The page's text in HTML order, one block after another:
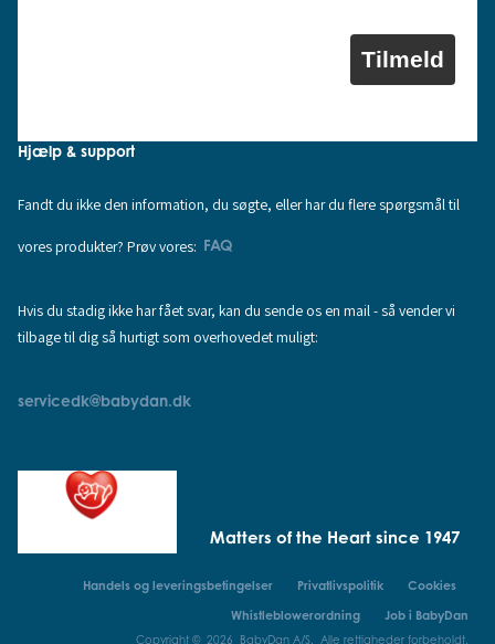
Tilmeld
Hjælp & support
Fandt du ikke den information, du søgte, eller har du flere spørgsmål til
vores produkter? Prøv vores: FAQ
Hvis du stadig ikke har fået svar, kan du sende os en mail - så vender vi
tilbage til dig så hurtigt som overhovedet muligt:
servicedk@babydan.dk
Matters of the Heart since 1947
Handels og leveringsbetingelser Privatlivspolitik
Cookies
Whistleblowerordning
Job i BabyDan
Copyright © 2026 BabyDan A/S. Alle rettigheder forbeholdt.